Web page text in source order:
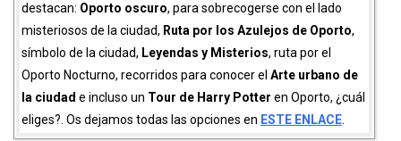
destacan: Oporto oscuro, para sobrecogerse con el lado
misteriosos de la ciudad, Ruta por los Azulejos de Oporto,
símbolo de la ciudad, Leyendas y Misterios, ruta por el
Oporto Nocturno, recorridos para conocer el Arte urbano de
la ciudad e incluso un Tour de Harry Potter en Oporto, ¿cuál
eliges?. Os dejamos todas las opciones en ESTE ENLACE.